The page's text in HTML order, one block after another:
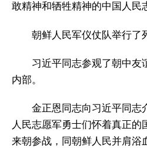
敢精神和牺牲精神的中国人民
朝鲜人民军仪仗队举行了
习近平同志参观了朝中
内部。
金正恩同志向习近平同志
人民志愿军勇士们怀着真正的
来朝参战，同朝鲜人民并肩浴